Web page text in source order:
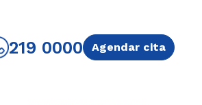
219 0000 Agendar cita